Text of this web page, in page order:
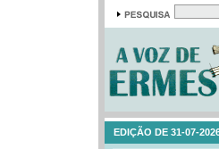
EDIÇÃO DE 31-07-